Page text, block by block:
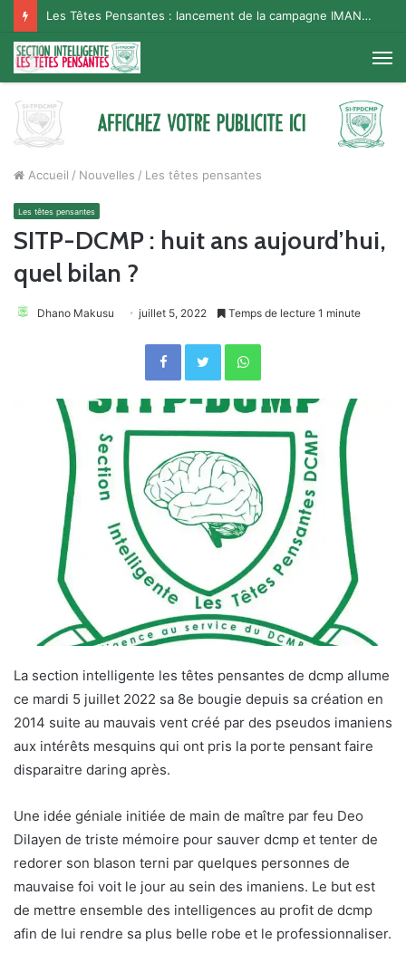
Les Têtes Pensantes : lancement de la campagne IMANA na BISO, Supporter Telema
Accueil / Nouvelles / Les têtes pensantes
Les têtes pensantes
SITP-DCMP : huit ans aujourd’hui,
quel bilan ?
Dhano Makusu juillet 5, 2022 Temps de lecture 1 minute
FacebookTwitterWhatsApp
La section intelligente les têtes pensantes de dcmp allume
ce mardi 5 juillet 2022 sa 8e bougie depuis sa création en
2014 suite au mauvais vent créé par des pseudos imaniens
aux intérêts mesquins qui ont pris la porte pensant faire
disparaitre daring après.
Une idée géniale initiée de main de maître par feu Deo
Dilayen de triste mémoire pour sauver dcmp et tenter de
redorer son blason terni par quelques personnes de
mauvaise foi voit le jour au sein des imaniens. Le but est
de mettre ensemble des intelligences au profit de dcmp
afin de lui rendre sa plus belle robe et le professionnaliser.